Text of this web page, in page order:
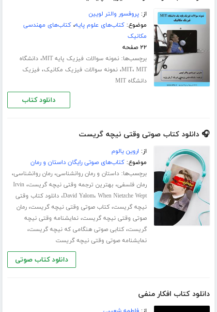
از:پروفسور والتر لویین
موضوع:کتاب‌های علوم پایه،کتاب‌های مهندسی
مکانیک
۲۲ صفحه
برچسب‌ها:نمونه سوالات فیزیک پایه MIT ،دانشگاه
MIT، MIT ،نمونه سوالات فیزیک مکانیک، فیزیک
دانشگاه MIT
دانلود کتاب
🎧 دانلود کتاب صوتی وقتی نیچه گریست
از: اروین یالوم
موضوع:کتاب‌های صوتی رایگان داستان و رمان
برچسب‌ها:داستان و رمان روانشناسی،رمان روانشناسی،
رمان فلسفی،بهترین ترجمه وقتی نیچه گریست،Irvin
David Yalom، When Nietzche Wept ،دانلود کتاب وقتی
نیچه گریست،کتاب صوتی وقتی نیچه گریست،رمان
صوتی وقتی نیچه گریست،نمایشنامه وقتی نیچه
گریست،کتابی صوتی هنگامی که نیچه گریست،
نمایشنامه صوتی وقتی نیچه گریست
دانلود کتاب صوتی
دانلود کتاب افکار منفی